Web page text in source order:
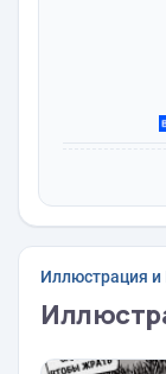
Иллюстрация и